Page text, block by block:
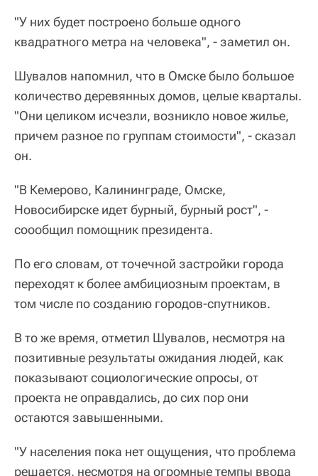
"У них будет построено больше одного
квадратного метра на человека", - заметил он.
Шувалов напомнил, что в Омске было большое
количество деревянных домов, целые кварталы.
"Они целиком исчезли, возникло новое жилье,
причем разное по группам стоимости", - сказал
он.
"В Кемерово, Калининграде, Омске,
Новосибирске идет бурный, бурный рост", -
соообщил помощник президента.
По его словам, от точечной застройки города
переходят к более амбициозным проектам, в
том числе по созданию городов-спутников.
В то же время, отметил Шувалов, несмотря на
позитивные результаты ожидания людей, как
показывают социологические опросы, от
проекта не оправдались, до сих пор они
остаются завышенными.
"У населения пока нет ощущения, что проблема
решается, несмотря на огромные темпы ввода